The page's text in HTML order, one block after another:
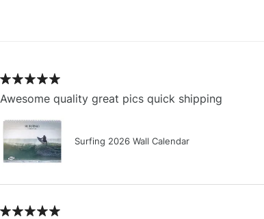
Awesome quality great pics quick shipping
Surfing 2026 Wall Calendar